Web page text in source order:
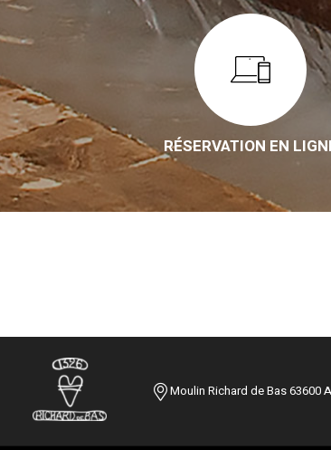
RÉSERVATION EN
Moulin Richard de Bas 63600